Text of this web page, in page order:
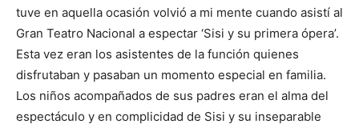
tuve en aquella ocasión volvió a mi mente cuando asistí al
Gran Teatro Nacional a espectar ‘Sisi y su primera ópera’.
Esta vez eran los asistentes de la función quienes
disfrutaban y pasaban un momento especial en familia.
Los niños acompañados de sus padres eran el alma del
espectáculo y en complicidad de Sisi y su inseparable